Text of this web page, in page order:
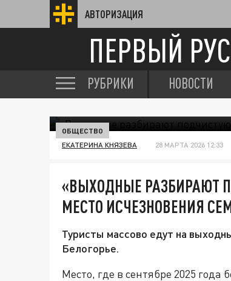
АВТОРИЗАЦИЯ
ПЕРВЫЙ
РУБРИКИ НОВОСТИ
ОБЩЕСТВО
ЕКАТЕРИНА КНЯЗЕВА 28 МАРТА 2026 12:33
«ВЫХОДНЫЕ РАЗБИРАЮТ
МЕСТО ИСЧЕЗНОВЕНИЯ
Туристы массово едут на
Белогорье.
Место, где в сентябре 2025 года